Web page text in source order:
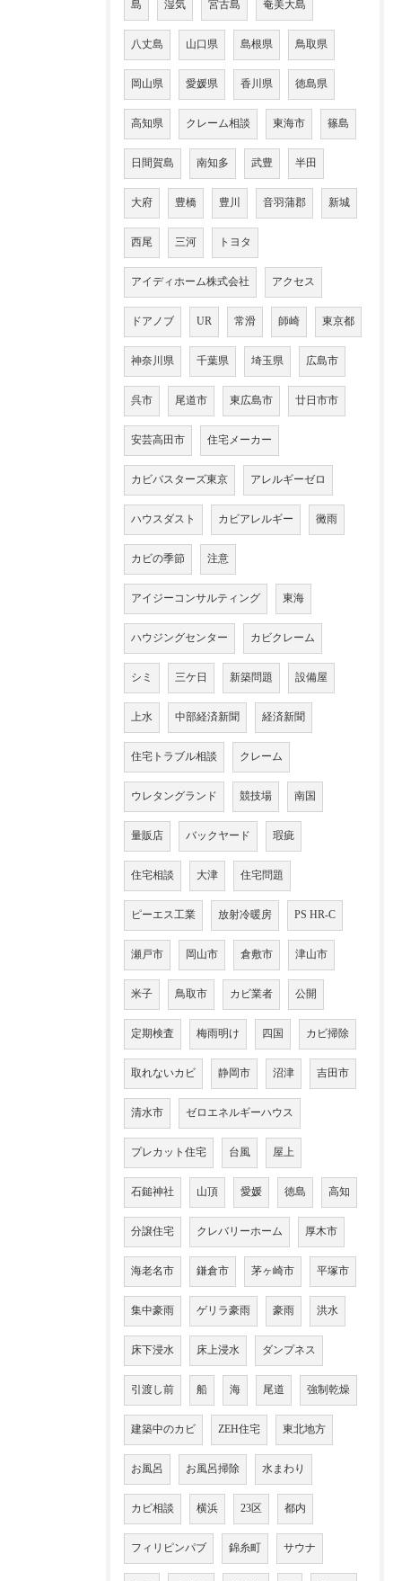
島 湿気 宮古島 奄美大島
八丈島 山口県 島根県 鳥取県
岡山県 愛媛県 香川県 徳島県
高知県 クレーム相談 東海市 篠島
日間賀島 南知多 武豊 半田
大府 豊橋 豊川 音羽蒲郡 新城
西尾 三河 トヨタ
アイディホーム株式会社 アクセス
ドアノブ UR 常滑 師崎 東京都
神奈川県 千葉県 埼玉県 広島市
呉市 尾道市 東広島市 廿日市市
安芸高田市 住宅メーカー
カビバスターズ東京 アレルギーゼロ
ハウスダスト カビアレルギー 黴雨
カビの季節 注意
アイジーコンサルティング 東海
ハウジングセンター カビクレーム
シミ 三ケ日 新築問題 設備屋
上水 中部経済新聞 経済新聞
住宅トラブル相談 クレーム
ウレタングランド 競技場 南国
量販店 バックヤード 瑕疵
住宅相談 大津 住宅問題
ピーエス工業 放射冷暖房 PS HR-C
瀬戸市 岡山市 倉敷市 津山市
米子 鳥取市 カビ業者 公開
定期検査 梅雨明け 四国 カビ掃除
取れないカビ 静岡市 沼津 吉田市
清水市 ゼロエネルギーハウス
プレカット住宅 台風 屋上
石鎚神社 山頂 愛媛 徳島 高知
分譲住宅 クレバリーホーム 厚木市
海老名市 鎌倉市 茅ヶ崎市 平塚市
集中豪雨 ゲリラ豪雨 豪雨 洪水
床下浸水 床上浸水 ダンプネス
引渡し前 船 海 尾道 強制乾燥
建築中のカビ ZEH住宅 東北地方
お風呂 お風呂掃除 水まわり
カビ相談 横浜 23区 都内
フィリピンパブ 錦糸町 サウナ